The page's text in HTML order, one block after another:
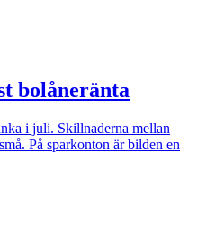
bolåneränta
i juli. Skillnaderna mellan
På sparkonton är bilden en